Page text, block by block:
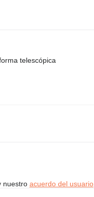
telescópica
nuestro acuerdo del usuario.